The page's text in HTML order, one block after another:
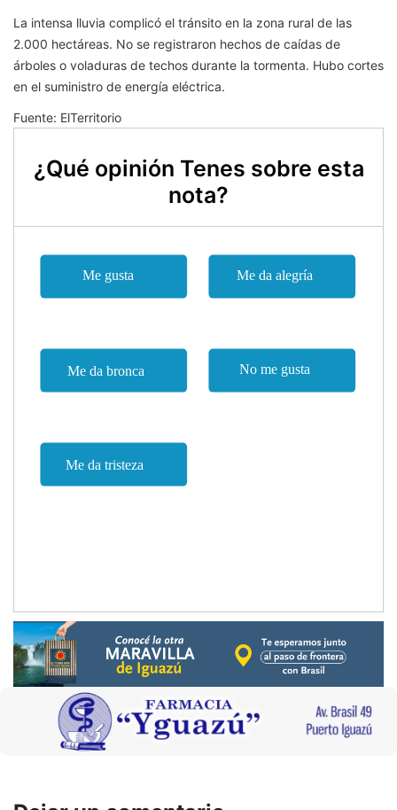
La intensa lluvia complicó el tránsito en la zona rural de las
2.000 hectáreas. No se registraron hechos de caídas de
árboles o voladuras de techos durante la tormenta. Hubo cortes
en el suministro de energía eléctrica.
Fuente: ElTerritorio
¿Qué opinión Tenes sobre esta
nota?